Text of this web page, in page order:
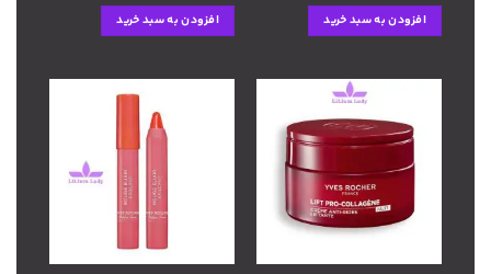
افزودن به سبد خرید افزودن به سبد خرید
افزودن
به
علاقه
مندی
ها
علاقه
مندی